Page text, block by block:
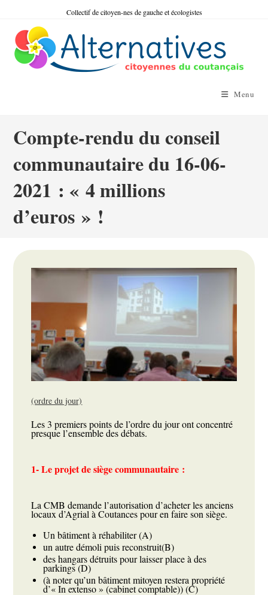
content
Collectif de citoyen-nes de gauche et écologistes
Menu
Compte-rendu du conseil
communautaire du 16-06-
2021 : « 4 millions
d’euros » !
(ordre du jour)
Les 3 premiers points de l’ordre du jour ont concentré
presque l’ensemble des débats.
1- Le projet de siège communautaire :
La CMB demande l’autorisation d’acheter les anciens
locaux d’Agrial à Coutances pour en faire son siège.
Un bâtiment à réhabiliter (A)
un autre démoli puis reconstruit(B)
des hangars détruits pour laisser place à des
parkings (D)
(à noter qu’un bâtiment mitoyen restera propriété
d’« In extenso » (cabinet comptable)) (C)